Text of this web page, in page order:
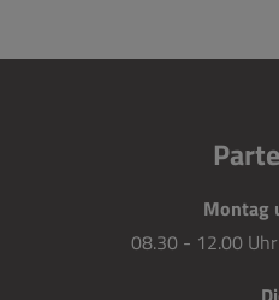
Montag
08.30 - 12.00